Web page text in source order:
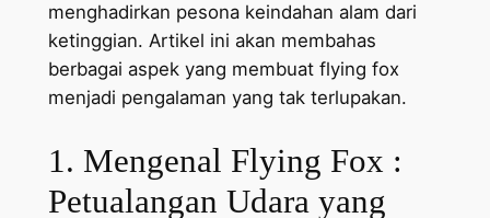
menghadirkan pesona keindahan alam dari
ketinggian. Artikel ini akan membahas
berbagai aspek yang membuat flying fox
menjadi pengalaman yang tak terlupakan.
1. Mengenal Flying Fox :
Petualangan Udara yang